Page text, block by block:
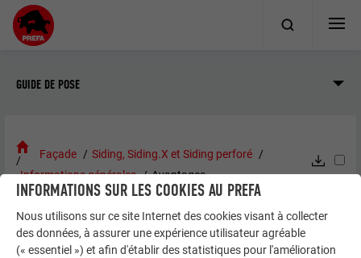
GUIDE DE POSE
Façade
Siding, Siding.X et Siding perforé
Informations générales
Avantages
AVANTAGES
INFORMATIONS SUR LES COOKIES AU PREFA
Nous utilisons sur ce site Internet des cookies visant à collecter
des données, à assurer une expérience utilisateur agréable
(« essentiel ») et afin d'établir des statistiques pour l'amélioration